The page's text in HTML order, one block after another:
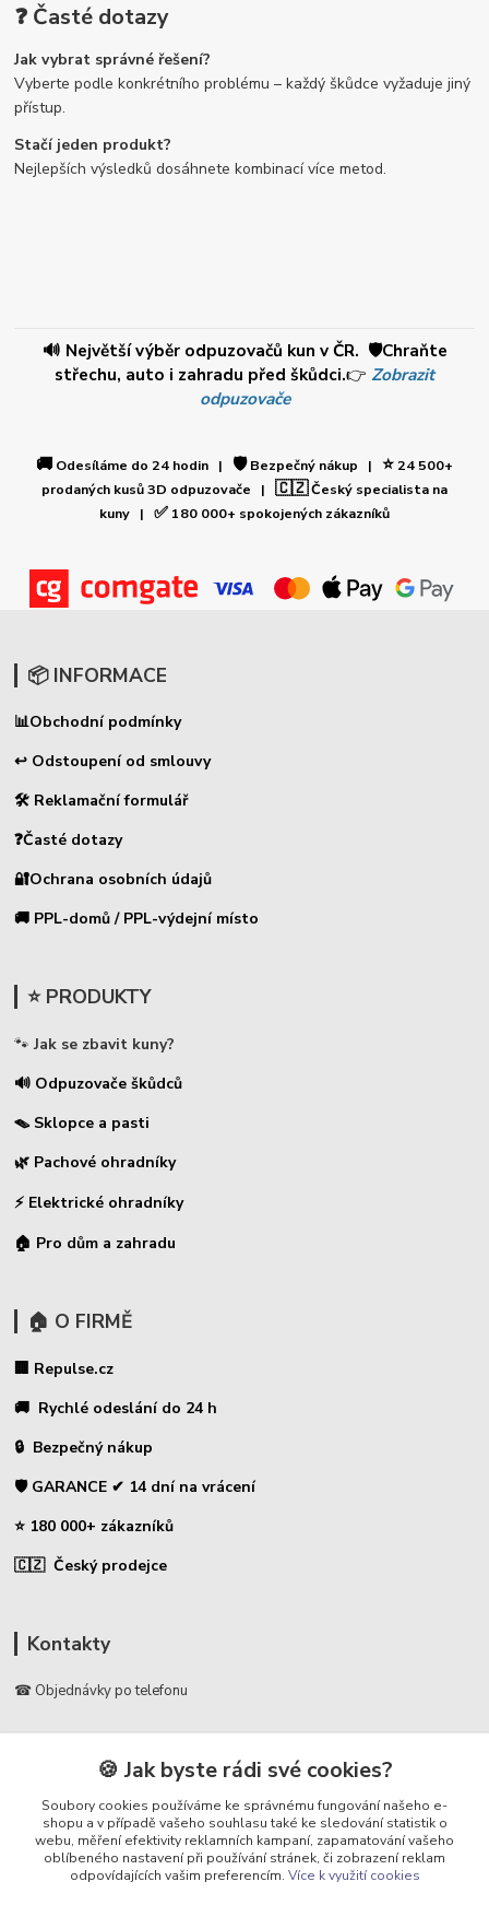
❓ Časté dotazy
Jak vybrat správné řešení?
Vyberte podle konkrétního problému – každý škůdce vyžaduje jiný
přístup.
Stačí jeden produkt?
Nejlepších výsledků dosáhnete kombinací více metod.
🔊 Největší výběr odpuzovačů kun v ČR. 🛡️Chraňte
střechu, auto i zahradu před škůdci.👉 Zobrazit
odpuzovače
🚚 Odesíláme do 24 hodin | 🛡️Bezpečný nákup | ⭐24 500+
prodaných kusů 3D odpuzovače | 🇨🇿Český specialista na
kuny | ✅ 180 000+ spokojených zákazníků
📦 INFORMACE
📊Obchodní podmínky
↩ Odstoupení od smlouvy
🛠 Reklamační formulář
❓Časté dotazy
🔐Ochrana osobních údajů
🚚 PPL-domů / PPL-výdejní místo
⭐ PRODUKTY
🐾 Jak se zbavit kuny?
🔊 Odpuzovače škůdců
🪤 Sklopce a pasti
🌿 Pachové ohradníky
⚡ Elektrické ohradníky
🏠 Pro dům a zahradu
🏠 O FIRMĚ
🏢 Repulse.cz
🚚 Rychlé odeslání do 24 h
🔒 Bezpečný nákup
🛡️ GARANCE ✔ 14 dní na vrácení
⭐ 180 000+ zákazníků
🇨🇿 Český prodejce
Kontakty
☎ Objednávky po telefonu
🛡️ Infolinka
📞 728 007 997
⏰ Po - Pá | 7:00 - 13:30 |
info@repulse.cz
🍪 Jak byste rádi své cookies?
Soubory cookies používáme ke správnému fungování našeho e-
shopu a v případě vašeho souhlasu také ke sledování statistik o
webu, měření efektivity reklamních kampaní, zapamatování vašeho
oblíbeného nastavení při používání stránek, či zobrazení reklam
odpovídajících vašim preferencím. Více k využití cookies